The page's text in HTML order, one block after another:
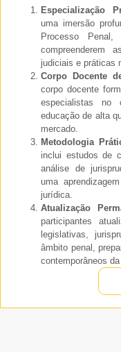
Especialização
uma imersão
Processo
compreenderem
judiciais e práticas
Corpo Docente
corpo docente
especialistas no
educação de alta
mercado.
Metodologia
inclui estudos de
análise de
uma
jurídica.
Atualização
participantes
legislativas,
âmbito penal,
contemporâneos